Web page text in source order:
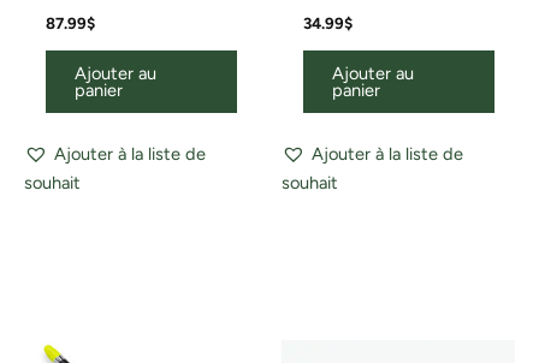
87.99$
Ajouter au
panier
Ajouter à la liste de
souhait
34.99$
Ajouter au
panier
Ajouter à la liste de
souhait